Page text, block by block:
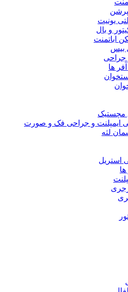
یونیت
و بال
اباتمنت
بیس
جراحی
ها
ایمپلنت و جراحی فک و صورت
لثه
استریل